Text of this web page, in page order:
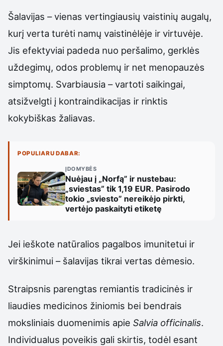
Šalavijas – vienas vertingiausių vaistinių augalų,
kurį verta turėti namų vaistinėlėje ir virtuvėje.
Jis efektyviai padeda nuo peršalimo, gerklės
uždegimų, odos problemų ir net menopauzės
simptomų. Svarbiausia – vartoti saikingai,
atsižvelgti į kontraindikacijas ir rinktis
kokybiškas žaliavas.
POPULIARU DABAR:
ĮDOMYBĖS
Nuėjau į „Norfą” ir nustebau:
„sviestas” tik 1,19 EUR. Pasirodo
tokio „sviesto” nereikėjo pirkti,
vertėjo paskaityti etiketę
Jei ieškote natūralios pagalbos imunitetui ir
virškinimui – šalavijas tikrai vertas dėmesio.
Straipsnis parengtas remiantis tradicinės ir
liaudies medicinos žiniomis bei bendrais
moksliniais duomenimis apie Salvia officinalis.
Individualus poveikis gali skirtis, todėl esant